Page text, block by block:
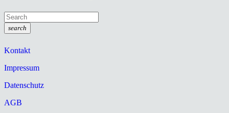
search
Kontakt
Impressum
Datenschutz
AGB